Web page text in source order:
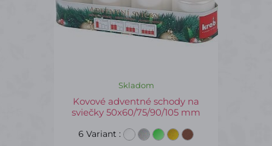
Skladom
Kovové adventné schody na
sviečky 50x60/75/90/105 mm
6 Variant :